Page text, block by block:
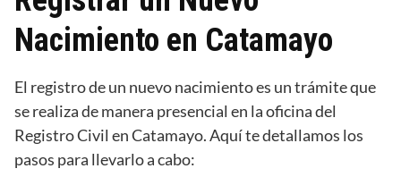
Nacimiento en Catamayo
El registro de un nuevo nacimiento es un trámite que
se realiza de manera presencial en la oficina del
Registro Civil en Catamayo. Aquí te detallamos los
pasos para llevarlo a cabo: